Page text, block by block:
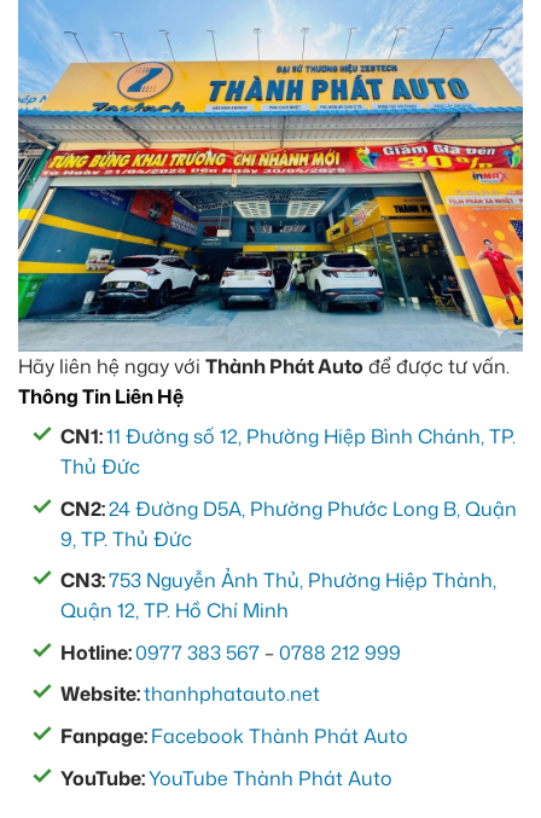
Hãy liên hệ ngay với Thành Phát Auto để được tư vấn.
Thông Tin Liên Hệ
CN1:11 Đường số 12, Phường Hiệp Bình Chánh, TP.
Thủ Đức
CN2:24 Đường D5A, Phường Phước Long B, Quận
9, TP. Thủ Đức
CN3:753 Nguyễn Ảnh Thủ, Phường Hiệp Thành,
Quận 12, TP. Hồ Chí Minh
Hotline:0977 383 567 –0788 212 999
Website:thanhphatauto.net
Fanpage:Facebook Thành Phát Auto
YouTube:YouTube Thành Phát Auto